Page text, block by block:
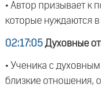
• Автор призывает
которые нуждаются
02:17:05 Духовные
• Ученика с
близкие отношения,